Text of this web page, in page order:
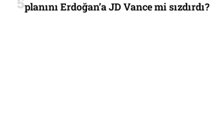
planını Erdoğan’a JD Vance mi sızdırdı?